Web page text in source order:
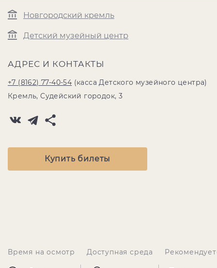
Новгородский кремль
Детский музейный центр
АДРЕС И КОНТАКТЫ
+7 (8162) 77-40-54 (касса Детского музейного центра)
Кремль, Судейский городок, 3
Купить билеты
Время на осмотр Доступная среда